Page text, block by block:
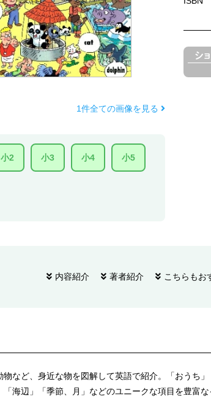
1件全ての画像を見る
小2 小3 小4 小5
内容紹介 著者紹介 こちらもお
など、身近な物を図解して英語で紹介。「おうち
海辺」「季節、月」などのユニークな項目を豊富な